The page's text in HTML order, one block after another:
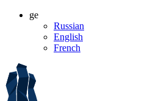
ge
Russian
English
French